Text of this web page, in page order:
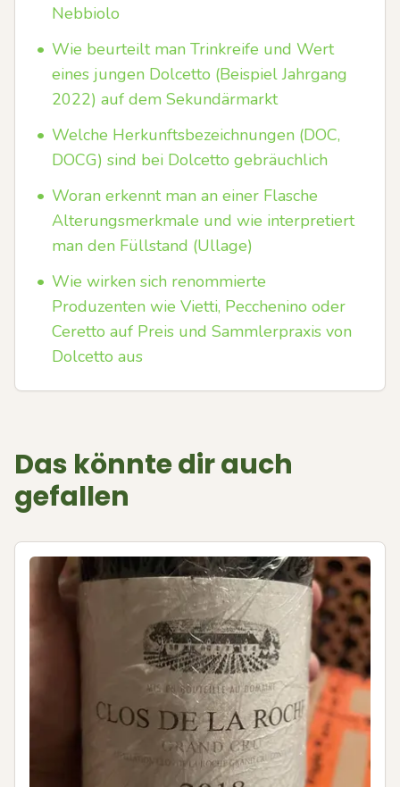
Nebbiolo
• Wie beurteilt man Trinkreife und Wert
eines jungen Dolcetto (Beispiel Jahrgang
2022) auf dem Sekundärmarkt
• Welche Herkunftsbezeichnungen (DOC,
DOCG) sind bei Dolcetto gebräuchlich
• Woran erkennt man an einer Flasche
Alterungsmerkmale und wie interpretiert
man den Füllstand (Ullage)
• Wie wirken sich renommierte
Produzenten wie Vietti, Pecchenino oder
Ceretto auf Preis und Sammlerpraxis von
Dolcetto aus
Das könnte dir auch
gefallen